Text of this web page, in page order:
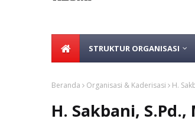
STRUKTUR ORGANISASI
Beranda Organisasi & Kaderisasi H.
H. Sakbani,